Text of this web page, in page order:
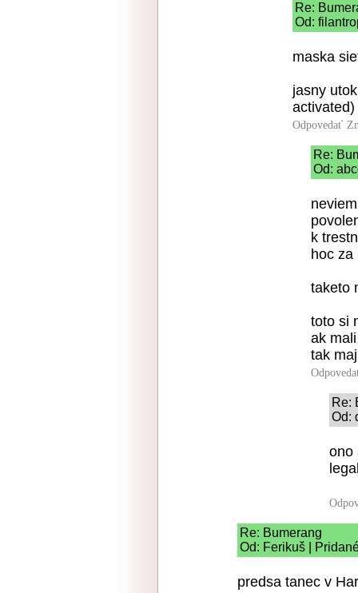
Re:
Od:
maska
jasny
activated)
Odpovedať
Re:
Od:
k
hoc za
taketo
toto si
ak
tak
Re:
Od:
ono
Re: Bumerang
Od: Ferikuš |
predsa tanec v